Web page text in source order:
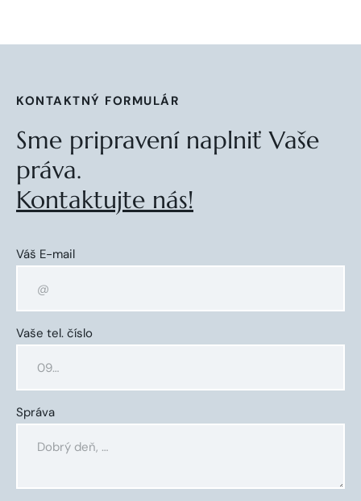
KONTAKTNÝ FORMULÁR
Sme pripravení naplniť Vaše
práva.
Kontaktujte nás!
Váš E-mail
Vaše tel. číslo
Správa